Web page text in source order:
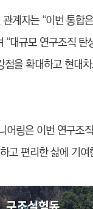
계자는 “이번 통합
“대규모 연구조직
점을 확대하고 현대
어링은 이번 연구조
고 편리한 삶에 기